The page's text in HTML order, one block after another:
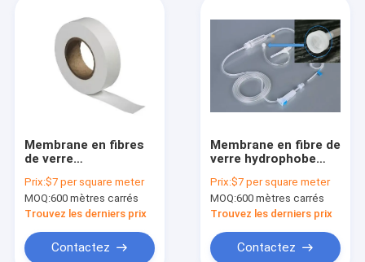
Produits
Vidéos
À propos de nous
Nous contacter
Demandez un devis
Membrane en fibres
de verre
liant pour le ruban de
surveillance de l'air
ambiant TSP Largeur
Prix:$7 per square meter
MOQ:600 mètres carrés
Trouvez les derniers prix
Contactez
Membrane en fibre de
verre hydrophobe
taille de pore de 0,22
μM à 20 μM
Prix:$7 per square meter
MOQ:600 mètres carrés
Trouvez les derniers prix
Contactez